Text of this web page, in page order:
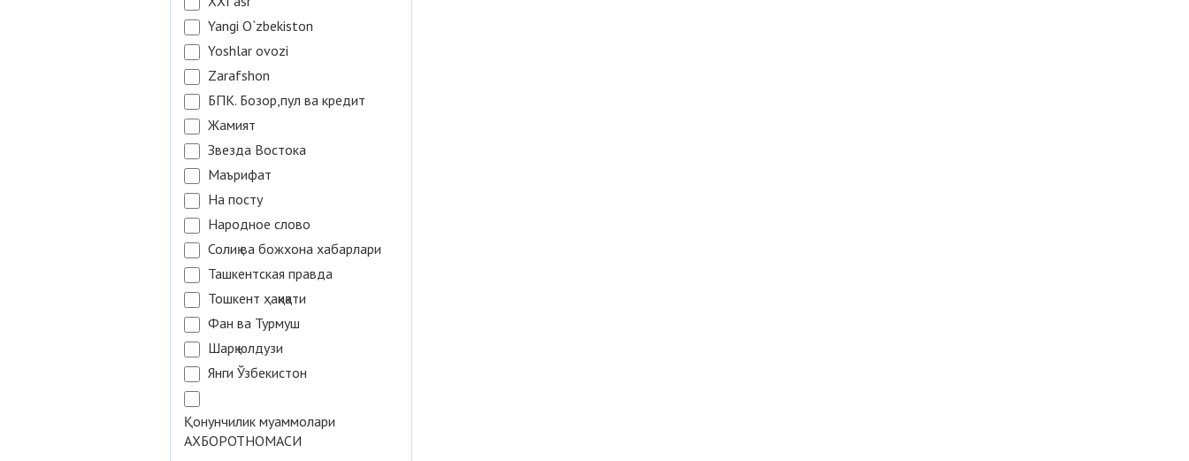
Yangi O`zbekiston
Yoshlar ovozi
Zarafshon
БПК. Бозор,пул ва кредит
Жамият
Звезда Востока
Маърифат
На посту
Народное слово
Солиқ ва божхона хабарлари
Ташкентская правда
Тошкент ҳақиқати
Фан ва Турмуш
Шарқ юлдузи
Янги Ўзбекистон
Қонунчилик муаммолари
АХБОРОТНОМАСИ